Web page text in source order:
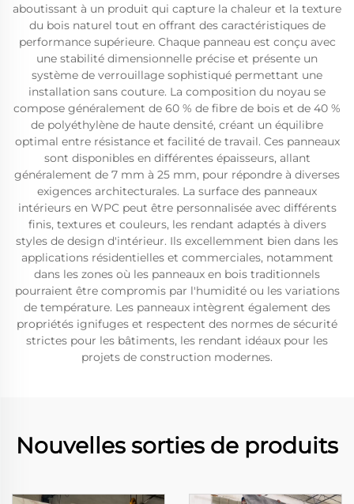
aboutissant à un produit qui capture la chaleur et la texture
du bois naturel tout en offrant des caractéristiques de
performance supérieure. Chaque panneau est conçu avec
une stabilité dimensionnelle précise et présente un
système de verrouillage sophistiqué permettant une
installation sans couture. La composition du noyau se
compose généralement de 60 % de fibre de bois et de 40 %
de polyéthylène de haute densité, créant un équilibre
optimal entre résistance et facilité de travail. Ces panneaux
sont disponibles en différentes épaisseurs, allant
généralement de 7 mm à 25 mm, pour répondre à diverses
exigences architecturales. La surface des panneaux
intérieurs en WPC peut être personnalisée avec différents
finis, textures et couleurs, les rendant adaptés à divers
styles de design d'intérieur. Ils excellemment bien dans les
applications résidentielles et commerciales, notamment
dans les zones où les panneaux en bois traditionnels
pourraient être compromis par l'humidité ou les variations
de température. Les panneaux intègrent également des
propriétés ignifuges et respectent des normes de sécurité
strictes pour les bâtiments, les rendant idéaux pour les
projets de construction modernes.
Nouvelles sorties de produits